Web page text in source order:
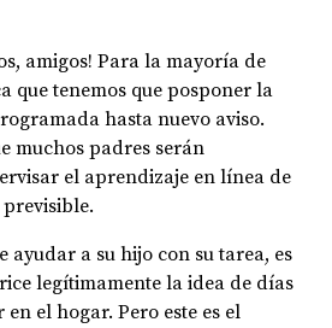
amigos! Para la mayoría de
que tenemos que posponer la
hasta nuevo aviso.
muchos padres serán
el aprendizaje en línea de
ayudar a su hijo con su tarea, es
legítimamente la idea de días
el hogar. Pero este es el